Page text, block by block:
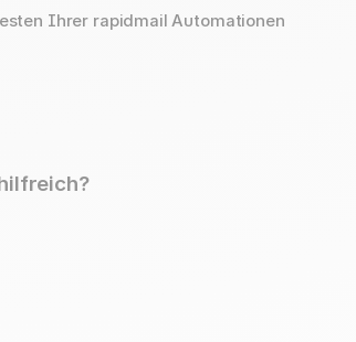
Ihrer rapidmail Automationen